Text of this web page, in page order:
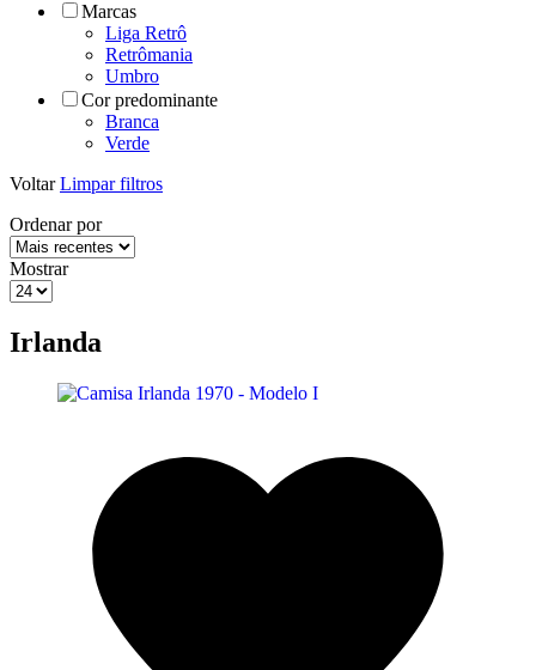
Marcas
Liga Retrô
Retrômania
Umbro
Cor predominante
Branca
Verde
Voltar Limpar filtros
Ordenar por
Mostrar
Irlanda